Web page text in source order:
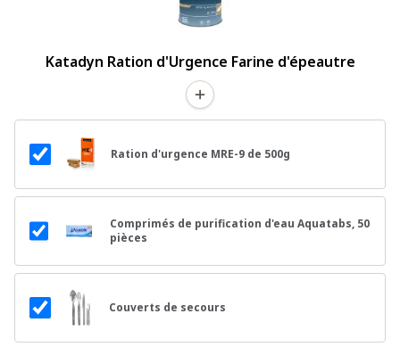
Katadyn Ration d'Urgence Farine d'épeautre
Ration d'urgence MRE-9 de 500g
Comprimés de purification d'eau Aquatabs, 50
pièces
Couverts de secours